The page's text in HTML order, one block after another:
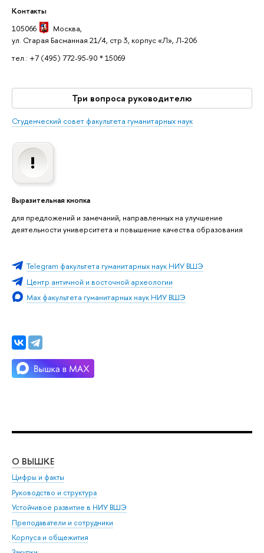
Контакты
105066
Москва,
ул. Старая Басманная 21/4, стр 3, корпус «Л», Л-206
тел.: +7 (495) 772-95-90 * 15069
Три вопроса руководителю
Студенческий совет факультета гуманитарных наук
Выразительная кнопка
для предложений и замечаний, направленных на улучшение
деятельности университета и повышение качества образования
Telegram факультета гуманитарных наук НИУ ВШЭ
Центр античной и восточной археологии
Max факультета гуманитарных наук НИУ ВШЭ
О ВЫШКЕ
Цифры и факты
Руководство и структура
Устойчивое развитие в НИУ ВШЭ
Преподаватели и сотрудники
Корпуса и общежития